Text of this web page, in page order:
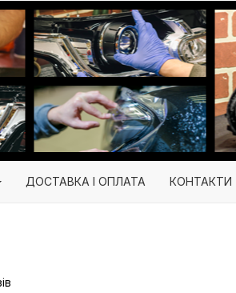
ДОСТАВКА І ОПЛАТА КОНТАКТИ